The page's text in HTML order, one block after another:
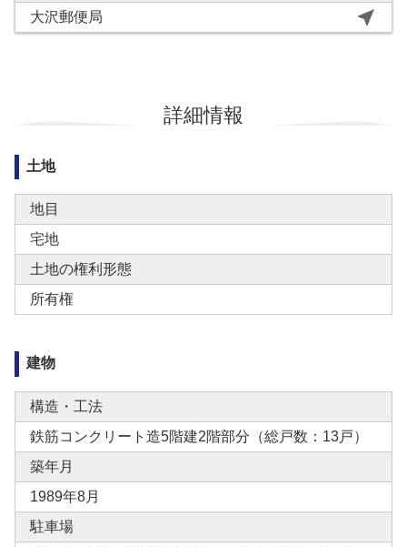
大沢郵便局 near_me
詳細情報
土地
地目
宅地
土地の権利形態
所有権
建物
構造・工法
鉄筋コンクリート造5階建2階部分（総戸数：13戸）
築年月
1989年8月
駐車場